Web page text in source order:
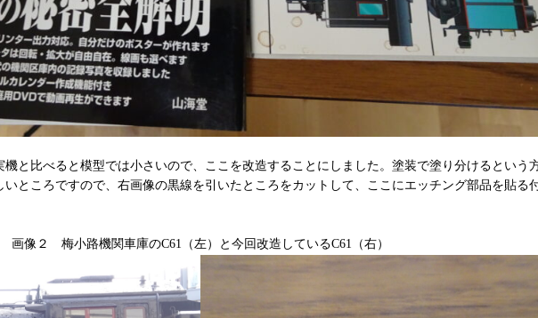
と比べると模型では小さいので、ここを改造することにしました。塗装で塗り分けるという
ところですので、右画像の黒線を引いたところをカットして、ここにエッチング部品を貼る
画像２ 梅小路機関車庫のC61（左）と今回改造しているC61（右）